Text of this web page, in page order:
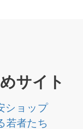
サイト
ショップ
若者たち